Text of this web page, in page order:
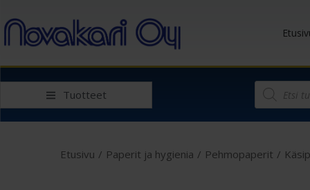
Tuotteet
Etusivu / Paperit ja hygienia / Pehmopaperit /